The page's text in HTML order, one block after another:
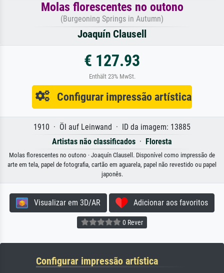
Molas florescentes no outono
(Burgeoning Springs in Autumn)
Joaquín Clausell
€ 127.93
Enthält 23% MwSt.
Configurar impressão artística
1910 · Öl auf Leinwand · ID da imagem: 13885
Artistas não classificados · Floresta
Molas florescentes no outono · Joaquín Clausell. Disponível como impressão de
arte em tela, papel de fotografia, cartão em aguarela, papel não revestido ou papel
japonês.
Visualizar em 3D/AR Adicionar aos favoritos
0 Rever
Configurar impressão artística